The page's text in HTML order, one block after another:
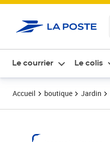
Le courrier Le colis
Accueil boutique Jardin